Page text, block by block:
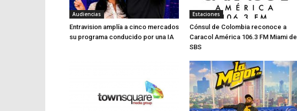
Audiencias
Entravision amplía a cinco mercados
su programa conducido por una IA
Estaciones
Cónsul de Colombia reconoce a
Caracol América 106.3 FM Miami de
SBS